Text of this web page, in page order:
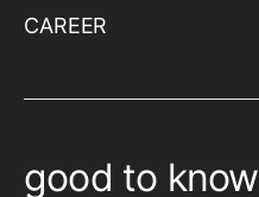
CAREER
good to know